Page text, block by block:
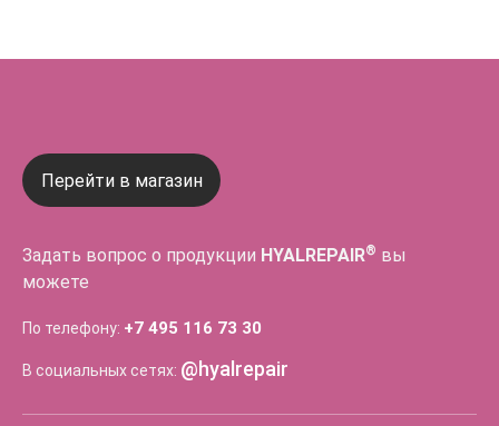
Перейти в магазин
Задать вопрос о продукции HYALREPAIR® вы
можете
По телефону: +7 495 116 73 30
В социальных сетях: @hyalrepair